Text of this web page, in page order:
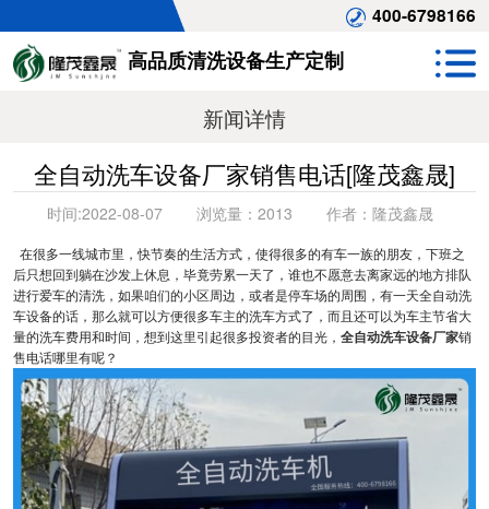
400-6798166
高品质清洗设备生产定制
新闻详情
全自动洗车设备厂家销售电话[隆茂鑫晟]
时间:2022-08-07 浏览量： 2013 作者： 隆茂鑫晟
在很多一线城市里，快节奏的生活方式，使得很多的有车一族的朋友，下班之
后只想回到躺在沙发上休息，毕竟劳累一天了，谁也不愿意去离家远的地方排队
进行爱车的清洗，如果咱们的小区周边，或者是停车场的周围，有一天全自动洗
车设备的话，那么就可以方便很多车主的洗车方式了，而且还可以为车主节省大
量的洗车费用和时间，想到这里引起很多投资者的目光， 全自动洗车设备厂家销
售电话哪里有呢？